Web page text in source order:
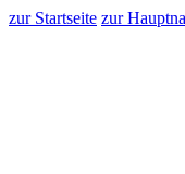
zur Startseite zur